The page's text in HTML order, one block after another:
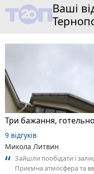
Ваші
9 відгуків
Микола Литвин
Зайшли пообідати і
Приємна атмосфера та